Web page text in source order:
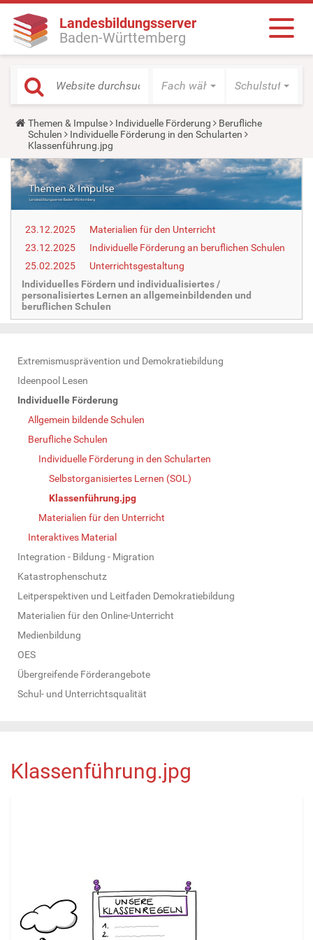
Landesbildungsserver
Baden-Württemberg
Fach wählen Schulstufe
Y
o
u
a
r
e
h
e
r
:
Themen & Impulse Individuelle Förderung
Berufliche
Schulen
Individuelle Förderung in den Schularten
Klassenführung.jpg
23.12.2025
Materialien für den Unterricht
23.12.2025
Individuelle Förderung an beruflichen Schulen
25.02.2025
Unterrichtsgestaltung
Individuelles Fördern und individualisiertes /
personalisiertes Lernen an allgemeinbildenden und
beruflichen Schulen
N
a
v
Extremismusprävention und Demokratiebildung
Ideenpool Lesen
Individuelle Förderung
Allgemein bildende Schulen
Berufliche Schulen
Individuelle Förderung in den Schularten
Selbstorganisiertes Lernen (SOL)
Klassenführung.jpg
Materialien für den Unterricht
Interaktives Material
Integration - Bildung - Migration
Katastrophenschutz
Leitperspektiven und Leitfaden Demokratiebildung
Materialien für den Online-Unterricht
Medienbildung
OES
Übergreifende Förderangebote
Schul- und Unterrichtsqualität
Klassenführung.jpg